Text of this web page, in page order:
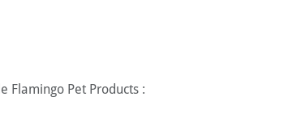
Flamingo Pet Products :